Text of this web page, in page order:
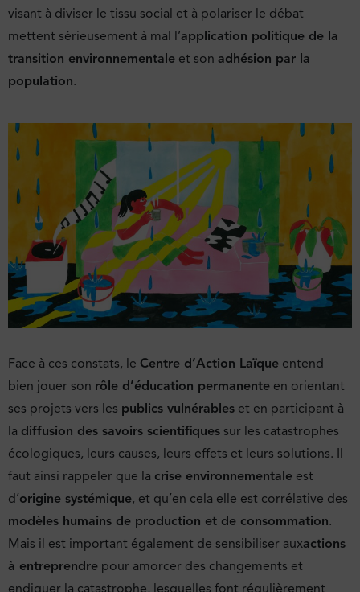
visant à diviser le tissu social et à polariser le débat
mettent sérieusement à mal l’application politique de la
transition environnementale et son adhésion par la
population.
Face à ces constats, le Centre d’Action Laïque entend
bien jouer son rôle d’éducation permanente en orientant
ses projets vers les publics vulnérables et en participant à
la diffusion des savoirs scientifiques sur les catastrophes
écologiques, leurs causes, leurs effets et leurs solutions. Il
faut ainsi rappeler que la crise environnementale est
d’origine systémique, et qu’en cela elle est corrélative des
modèles humains de production et de consommation.
Mais il est important également de sensibiliser auxactions
à entreprendre pour amorcer des changements et